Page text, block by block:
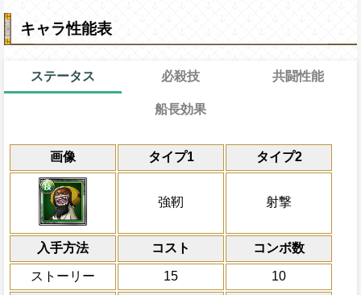
キャラ性能表
ステータス
画像 タイプ1 タイプ2
強靭 射撃
入手方法 コスト コンボ数
ストーリー 15 10
必殺技
通常 20→12ターン 限界突破
通常時
敵全体のHPを15%減らす
共闘性能
共闘性能
船長効果
冒険開始時の必殺タ
キャラの攻撃を
にし、他の属性キャ
ターン数：8
敵1体のHPを25%減
体力の上限を無視し
船長効果
通常時
射撃タイプキャラの攻撃を3倍にし、ター